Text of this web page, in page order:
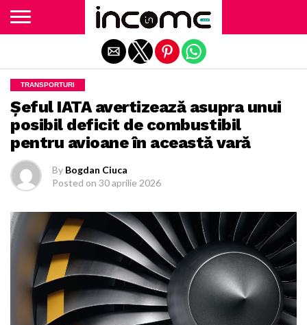
TRANSPORTURI
Șeful IATA avertizează asupra unui
posibil deficit de combustibil
pentru avioane în această vară
By Bogdan Ciuca
Posted on 30 aprilie 2026
Exit mobile version